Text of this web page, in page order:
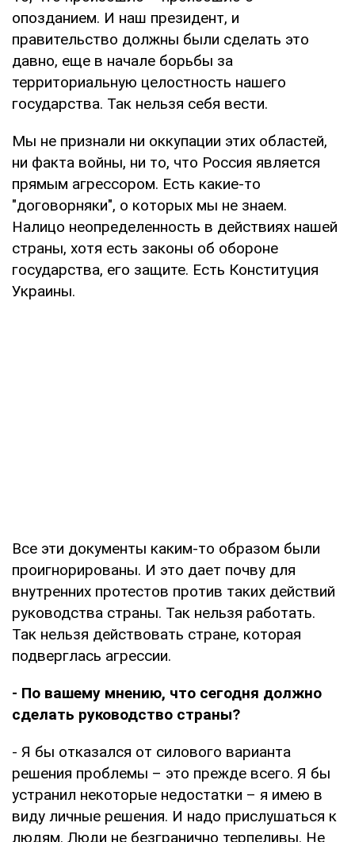
опозданием. И наш президент, и
правительство должны были сделать это
давно, еще в начале борьбы за
территориальную целостность нашего
государства. Так нельзя себя вести.
Мы не признали ни оккупации этих областей,
ни факта войны, ни то, что Россия является
прямым агрессором. Есть какие-то
"договорняки", о которых мы не знаем.
Налицо неопределенность в действиях нашей
страны, хотя есть законы об обороне
государства, его защите. Есть Конституция
Украины.
Все эти документы каким-то образом были
проигнорированы. И это дает почву для
внутренних протестов против таких действий
руководства страны. Так нельзя работать.
Так нельзя действовать стране, которая
подверглась агрессии.
- По вашему мнению, что сегодня должно
сделать руководство страны?
- Я бы отказался от силового варианта
решения проблемы – это прежде всего. Я бы
устранил некоторые недостатки – я имею в
виду личные решения. И надо прислушаться к
людям. Люди не безгранично терпеливы. Не